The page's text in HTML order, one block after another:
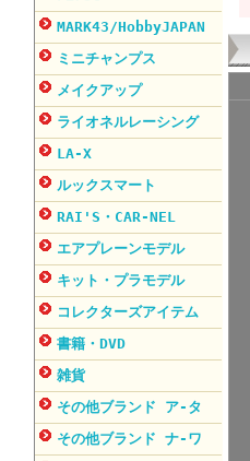
MARK43/HobbyJAPAN
ミニチャンプス
メイクアップ
ライオネルレーシング
LA-X
ルックスマート
RAI'S・CAR-NEL
エアプレーンモデル
キット・プラモデル
コレクターズアイテム
書籍・DVD
雑貨
その他ブランド ア-タ
その他ブランド ナ-ワ